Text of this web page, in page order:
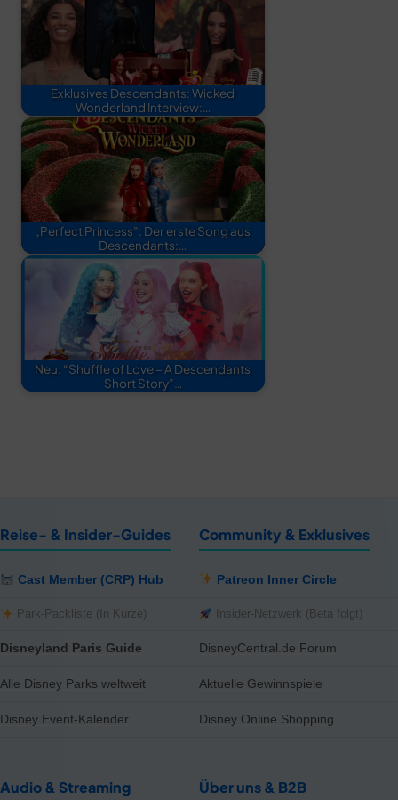
Exklusives Descendants: Wicked
Wonderland Interview:…
„Perfect Princess”: Der erste Song aus
Descendants:…
Neu: “Shuffle of Love – A Descendants
Short Story”…
Reise- & Insider-Guides
Cast Member (CRP) Hub
Park-Packliste (In Kürze)
Disneyland Paris Guide
Alle Disney Parks weltweit
Disney Event-Kalender
Community & Exklusives
Patreon Inner Circle
Insider-Netzwerk (Beta folgt)
DisneyCentral.de Forum
Aktuelle Gewinnspiele
Disney Online Shopping
Audio & Streaming Über uns & B2B